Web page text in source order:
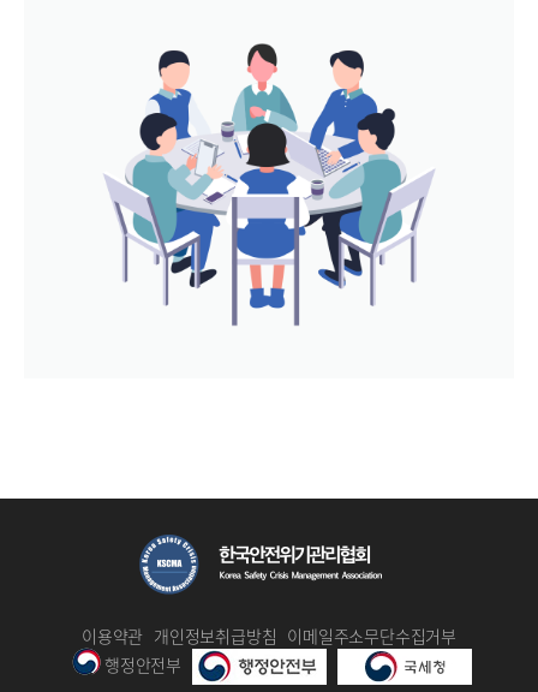
이용약관 개인정보취급방침
이메일주소무단수집거부
행정안전부